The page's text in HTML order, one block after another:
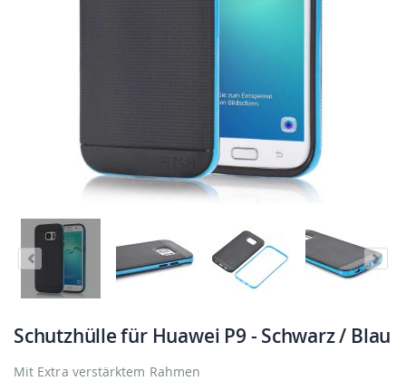
Schutzhülle für Huawei P9 - Schwarz / Blau
Mit Extra verstärktem Rahmen